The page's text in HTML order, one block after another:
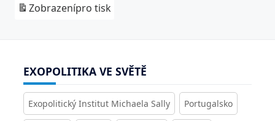
Zobrazenípro tisk
EXOPOLITIKA VE SVĚTĚ
Exopolitický Institut Michaela Sally Portugalsko